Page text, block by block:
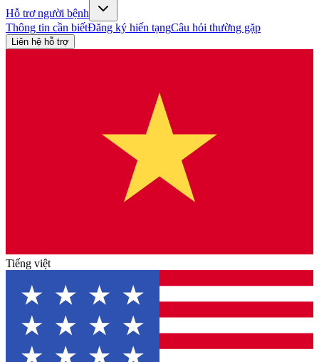
Hỗ trợ người bệnh
Thông tin cần biếtĐăng ký hiến tạngCâu hỏi thường gặp
Liên hệ hỗ trợ
Tiếng việt